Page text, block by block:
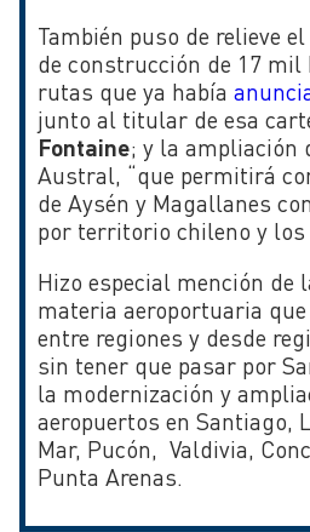
También puso de relieve
de construcción de 17
rutas que ya había
junto al titular de esa
Fontaine; y la ampliación
Austral, “que permitirá
de Aysén y Magallanes
por territorio chileno y los
Hizo especial mención de
materia aeroportuaria
entre regiones y desde
sin tener que pasar por
la modernización y
aeropuertos en Santiago,
Mar, Pucón, Valdivia,
Punta Arenas.